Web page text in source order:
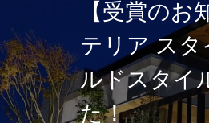
新築エク
邸 シンプ